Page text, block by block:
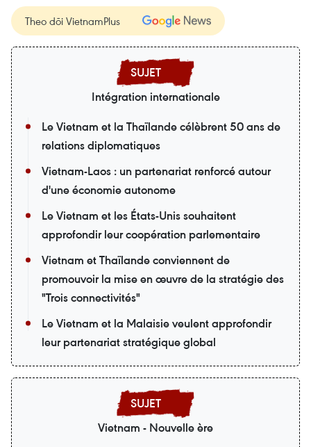
Theo dõi VietnamPlus
Intégration internationale
Le Vietnam et la Thaïlande célèbrent 50 ans de
relations diplomatiques
Vietnam-Laos : un partenariat renforcé autour
d'une économie autonome
Le Vietnam et les États-Unis souhaitent
approfondir leur coopération parlementaire
Vietnam et Thaïlande conviennent de
promouvoir la mise en œuvre de la stratégie des
"Trois connectivités"
Le Vietnam et la Malaisie veulent approfondir
leur partenariat stratégique global
Vietnam - Nouvelle ère